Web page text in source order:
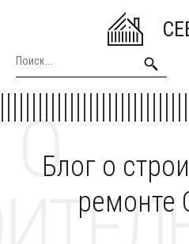
Блог о
ремонте
О